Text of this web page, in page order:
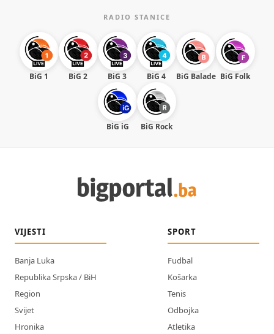
RADIO STANICE
BiG 1 BiG 2 BiG 3 BiG 4 BiG Balade BiG Folk
BiG iG BiG Rock
VIJESTI
Banja Luka
Republika Srpska / BiH
Region
Svijet
Hronika
SPORT
Fudbal
Košarka
Tenis
Odbojka
Atletika